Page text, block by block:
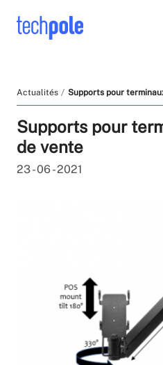
Actualités Supports pour
Supports pour
de vente
23 - 06 - 2021